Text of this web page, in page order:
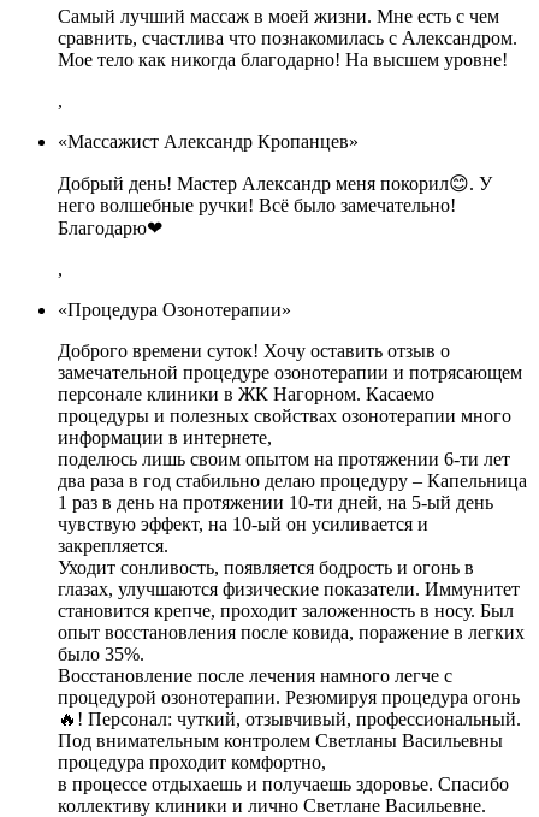
Самый лучший массаж в моей жизни. Мне есть с чем
сравнить, счастлива что познакомилась с Александром.
Мое тело как никогда благодарно! На высшем уровне!
,
«Массажист Александр Кропанцев»
Добрый день! Мастер Александр меня покорил😊. У
него волшебные ручки! Всё было замечательно!
Благодарю❤
,
«Процедура Озонотерапии»
Доброго времени суток! Хочу оставить отзыв о
замечательной процедуре озонотерапии и потрясающем
персонале клиники в ЖК Нагорном. Касаемо
процедуры и полезных свойствах озонотерапии много
информации в интернете,
поделюсь лишь своим опытом на протяжении 6-ти лет
два раза в год стабильно делаю процедуру – Капельница
1 раз в день на протяжении 10-ти дней, на 5-ый день
чувствую эффект, на 10-ый он усиливается и
закрепляется.
Уходит сонливость, появляется бодрость и огонь в
глазах, улучшаются физические показатели. Иммунитет
становится крепче, проходит заложенность в носу. Был
опыт восстановления после ковида, поражение в легких
было 35%.
Восстановление после лечения намного легче с
процедурой озонотерапии. Резюмируя процедура огонь
🔥! Персонал: чуткий, отзывчивый, профессиональный.
Под внимательным контролем Светланы Васильевны
процедура проходит комфортно,
в процессе отдыхаешь и получаешь здоровье. Спасибо
коллективу клиники и лично Светлане Васильевне.